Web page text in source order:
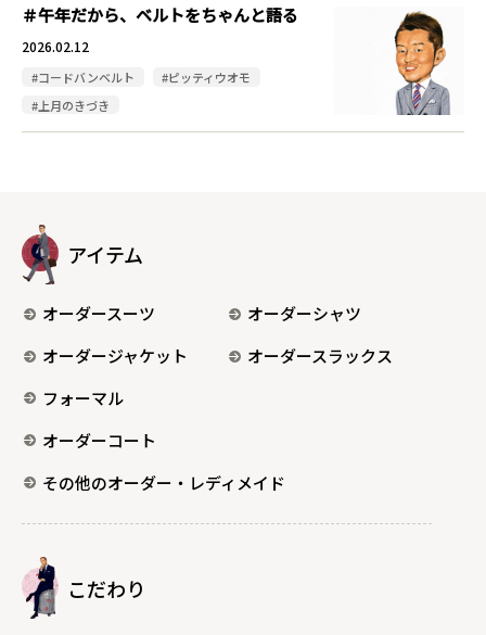
＃午年だから、ベルトをちゃんと語る
2026.02.12
#コードバンベルト
#ピッティウオモ
#上月のきづき
アイテム
オーダースーツ
オーダーシャツ
オーダージャケット
オーダースラックス
フォーマル
オーダーコート
その他のオーダー・レディメイド
こだわり